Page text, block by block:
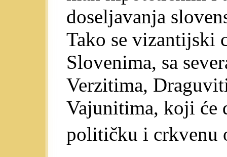
doseljavanja
Tako se vizantijski
Slovenima, sa
Verzitima,
Vajunitima, koji će
političku i crkvenu